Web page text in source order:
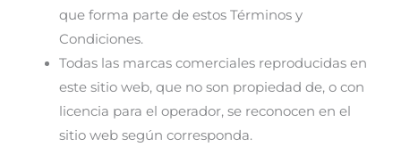
que forma parte de estos Términos y
Condiciones.
Todas las marcas comerciales reproducidas en
este sitio web, que no son propiedad de, o con
licencia para el operador, se reconocen en el
sitio web según corresponda.